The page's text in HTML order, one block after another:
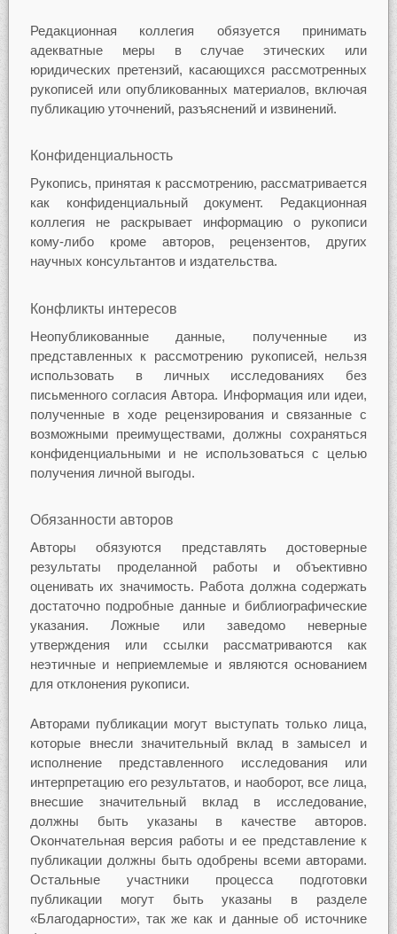
Редакционная коллегия обязуется принимать
адекватные меры в случае этических или
юридических претензий, касающихся рассмотренных
рукописей или опубликованных материалов, включая
публикацию уточнений, разъяснений и извинений.
Конфиденциальность
Рукопись, принятая к рассмотрению, рассматривается
как конфиденциальный документ. Редакционная
коллегия не раскрывает информацию о рукописи
кому-либо кроме авторов, рецензентов, других
научных консультантов и издательства.
Конфликты интересов
Неопубликованные данные, полученные из
представленных к рассмотрению рукописей, нельзя
использовать в личных исследованиях без
письменного согласия Автора. Информация или идеи,
полученные в ходе рецензирования и связанные с
возможными преимуществами, должны сохраняться
конфиденциальными и не использоваться с целью
получения личной выгоды.
Обязанности авторов
Авторы обязуются представлять достоверные
результаты проделанной работы и объективно
оценивать их значимость. Работа должна содержать
достаточно подробные данные и библиографические
указания. Ложные или заведомо неверные
утверждения или ссылки рассматриваются как
неэтичные и неприемлемые и являются основанием
для отклонения рукописи.
Авторами публикации могут выступать только лица,
которые внесли значительный вклад в замысел и
исполнение представленного исследования или
интерпретацию его результатов, и наоборот, все лица,
внесшие значительный вклад в исследование,
должны быть указаны в качестве авторов.
Окончательная версия работы и ее представление к
публикации должны быть одобрены всеми авторами.
Остальные участники процесса подготовки
публикации могут быть указаны в разделе
«Благодарности», так же как и данные об источнике